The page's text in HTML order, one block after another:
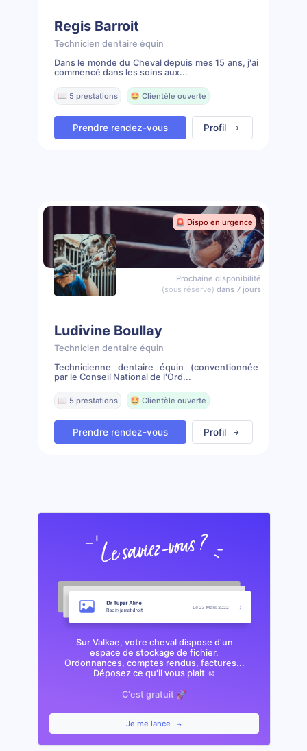
Regis Barroit
Technicien dentaire équin
Dans le monde du Cheval depuis mes 15 ans, j'ai
commencé dans les soins aux...
📖 5 prestations 🤩 Clientèle ouverte
Prendre rendez-vous Profil
🚨 Dispo en urgence
Prochaine disponibilité
(sous réserve) dans 7 jours
Ludivine Boullay
Technicien dentaire équin
Technicienne dentaire équin (conventionnée
par le Conseil National de l'Ord...
📖 5 prestations 🤩 Clientèle ouverte
Prendre rendez-vous Profil
Sur Valkae, votre cheval dispose d'un
espace de stockage de fichier.
Ordonnances, comptes rendus, factures...
Déposez ce qu'il vous plait ☺️
C'est gratuit 🚀
Je me lance